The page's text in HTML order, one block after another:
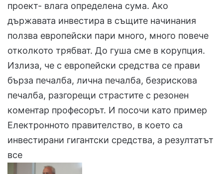
проект- влага определена сума. Ако
държавата инвестира в същите начинания
ползва европейски пари много, много повече
отколкото трябват. До гуша сме в корупция.
Излиза, че с европейски средства се прави
бърза печалба, лична печалба, безрискова
печалба, разгорещи страстите с резонен
коментар професорът. И посочи като пример
Електронното правителство, в което са
инвестирани гигантски средства, а резултатът
все